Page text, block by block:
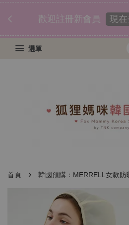
知 歡迎註冊新會員 現在
選單
首頁 › 韓國預購：MERRELL女款防